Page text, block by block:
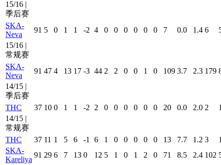
15/16 |
季后赛
SKA-
Neva
91 5 0 1 1 -2 4 0 0 0 0 0 0 7 0.0 1.4 6
15/16 |
常规赛
SKA-
Neva
91 47 4 13 17 -3 44 2 2 0 0 1 0 109 3.7 2.3 179
14/15 |
季后赛
THC
37 10 0 1 1 -2 2 0 0 0 0 0 0 20 0.0 2.0 2
14/15 |
常规赛
THC
37 11 1 5 6 -1 6 1 0 0 0 0 0 13 7.7 1.2 3
SKA-
Kareliya
91 29 6 7 13 0 12 5 1 0 1 2 0 71 8.5 2.4 102